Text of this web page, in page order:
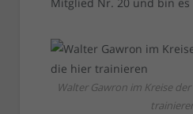
Walter Gawron im Kreise